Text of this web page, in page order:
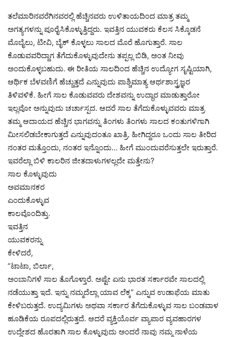
ತಲೆಮಾರಿನವರೆಗಿನವರಲ್ಲಿ ಹೆಚ್ಚಿನವರು ಉಳಿತಾಯದಿಂದ ಮಾತ್ರ ತಮ್ಮ
ಅಗತ್ಯಗಳನ್ನು ಪೂರೈಸಿಕೊಳ್ಳುತ್ತಿದ್ದರು. ಇವತ್ತಿನ ಯುವಕರು ಕೆಲಸ ಸಿಕ್ಕೊಡನೆ
ಮೊಬೈಲು, ಟೀವಿ, ಬೈಕ್ ಕೊಳ್ಳಲು ಸಾಲದ ಮೊರೆ ಹೊಗುತ್ತಾರೆ. ಸಾಲ
ಕೊಡುವವರಿದ್ದಾಗ ತೆಗೆದುಕೊಳ್ಳುವುದೇನು ತಪ್ಪಲ್ಲ ಬಿಡಿ, ಅಂತ ನೀವು
ಅಂದುಕೊಳ್ಳಬಹುದು. ಈ ರೀತಿಯ ಸಾಲದಿಂದ ಹೆಚ್ಚಿನ ಉದ್ಯೋಗ ಸೃಷ್ಟಿಯಾಗಿ,
ಆರ್ಥಿಕ ಬೆಳವಣಿಗೆ ಹೆಚ್ಚುತ್ತದೆ ಎನ್ನುವುದು ಪಾಶ್ಚಿಮಾತ್ಯ ಆರ್ಥಶಾಸ್ತ್ರಜ್ಞರ
ತಿಳಿವಳಿಕೆ. ಹೀಗೆ ಸಾಲ ಕೊಡುವವರು ದೇಶವನ್ನು ಉದ್ಧಾರ ಮಾಡುತ್ತಾರೋ
ಇಲ್ಲವೋ ಅನ್ನುವುದು ಚರ್ಚಾಸ್ಪದ. ಆದರೆ ಸಾಲ ತೆಗೆದುಕೊಳ್ಳುವವರು ಮಾತ್ರ
ತಮ್ಮ ಆದಾಯದ ಹೆಚ್ಚಿನ ಭಾಗವನ್ನು ತಿಂಗಳು ತಿಂಗಳು ಸಾಲದ ಕಂತುಗಳಿಗಾಗಿ
ಮೀಸಲಿಡಬೇಕಾಗುತ್ತದೆ ಎನ್ನುವುದಂತೂ ಖಾತ್ರಿ. ಹೀಗಿದ್ದರೂ ಒಂದು ಸಾಲ ತೀರಿದ
ನಂತರ ಮತ್ತೊಂದು, ನಂತರ ಇನ್ನೊಂದು… ಹೀಗೆ ಮುಂದುವರೆಸುತ್ತಲೇ ಇರುತ್ತಾರೆ.
ಇವರೆಲ್ಲಾ ಬಿಳಿ ಕಾಲರಿನ ಜೀತದಾಳುಗಳಲ್ಲದೇ ಮತ್ತೇನು?
ಸಾಲ ಕೊಳ್ಳುವುದು
ಅವಮಾನಕರ
ಎಂದುಕೊಳ್ಳುವ
ಕಾಲವೊಂದಿತ್ತು.
ಇವತ್ತಿನ
ಯುವಕರನ್ನು
ಕೇಳಿದರೆ,
“ಟಾಟಾ, ಬಿರ್ಲಾ,
ಅಂಬಾನಿಗಳೆ ಸಾಲ ತೊಗೊಳ್ತಾರೆ. ಅಷ್ಟೇ ಏನು ಭಾರತ ಸರ್ಕಾರವೇ ಸಾಲದಲ್ಲಿ
ನಡೆಯುತ್ತಾ ಇದೆ. ಇನ್ನು ನಮ್ಮದೆಲ್ಲಾ ಯಾವ ಲೆಕ್ಕ” ಎನ್ನುವ ಉಡಾಫೆಯ ಮಾತು
ಕೇಳಿಬರುತ್ತದೆ. ಉದ್ಯಮಿಗಳು ಅಥವಾ ಸರ್ಕಾರ ತೆಗೆದುಕೊಳ್ಳುವ ಸಾಲ ಬಂಡವಾಳ
ಹೂಡಿಕೆಯ ರೂಪದಲ್ಲಿರುತ್ತದೆ. ಆದರೆ ವ್ಯಕ್ತಿಯೊರ್ವ ವ್ಯಾಪಾರ ವ್ಯವಹಾರಗಳ
ಉದ್ದೇಶದ ಹೊರತಾಗಿ ಸಾಲ ಕೊಳ್ಳುವುದು ಅಂದರೆ ನಾವು ನಮ್ಮ ನಾಳೆಯ